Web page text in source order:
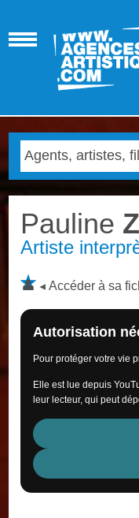
Pauline
Artiste
Accéder à sa
Autorisation
Pour protéger votre vie
Elle est lue depuis
leur lecteur, qui peut